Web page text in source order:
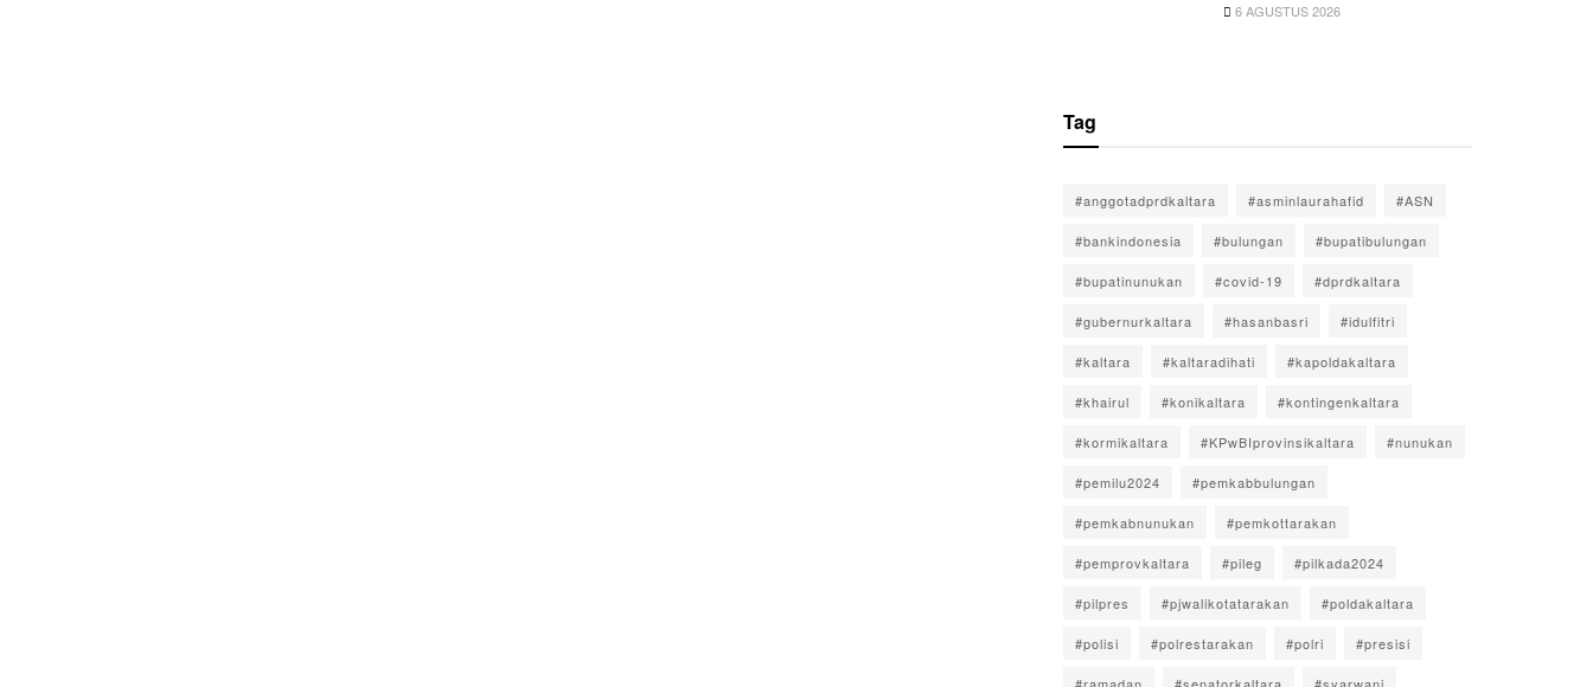
6 AGUSTUS 2026
Tag
#anggotadprdkaltara #asminlaurahafid #ASN
#bankindonesia #bulungan #bupatibulungan
#bupatinunukan #covid-19 #dprdkaltara
#gubernurkaltara #hasanbasri #idulfitri
#kaltara #kaltaradihati #kapoldakaltara
#khairul #konikaltara #kontingenkaltara
#kormikaltara #KPwBIprovinsikaltara #nunukan
#pemilu2024 #pemkabbulungan
#pemkabnunukan #pemkottarakan
#pemprovkaltara #pileg #pilkada2024
#pilpres #pjwalikotatarakan #poldakaltara
#polisi #polrestarakan #polri #presisi